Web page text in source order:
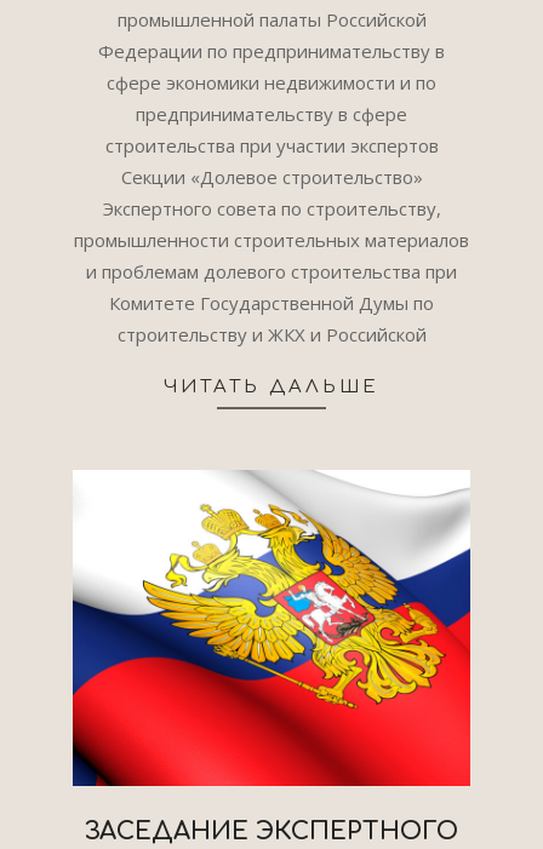
промышленной палаты Российской
Федерации по предпринимательству в
сфере экономики недвижимости и по
предпринимательству в сфере
строительства при участии экспертов
Секции «Долевое строительство»
Экспертного совета по строительству,
промышленности строительных материалов
и проблемам долевого строительства при
Комитете Государственной Думы по
строительству и ЖКХ и Российской
ЧИТАТЬ ДАЛЬШЕ
ЗАСЕДАНИЕ ЭКСПЕРТНОГО